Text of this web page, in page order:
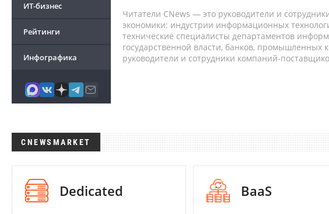
ИТ-бизнес
Рейтинги
Инфографика
Читатели CNews — это руководители и
экономики: индустрии информационных
технические специалисты департаментов
государственной власти, банков, промышленных
руководители и сотрудники компаний-
CNEWSMARKET
Dedicated BaaS